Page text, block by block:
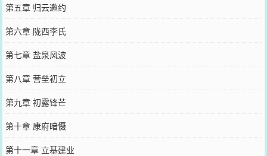
第五章 归云邀约
第六章 陇西李氏
第七章 盐泉风波
第八章 营垒初立
第九章 初露锋芒
第十章 康府暗慑
第十一章 立基建业